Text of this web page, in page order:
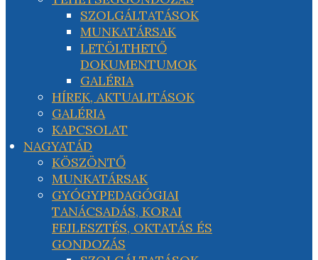
SZOLGÁLTATÁSOK
MUNKATÁRSAK
LETÖLTHETŐ
DOKUMENTUMOK
GALÉRIA
HÍREK, AKTUALITÁSOK
GALÉRIA
KAPCSOLAT
NAGYATÁD
KÖSZÖNTŐ
MUNKATÁRSAK
GYÓGYPEDAGÓGIAI
TANÁCSADÁS, KORAI
FEJLESZTÉS, OKTATÁS ÉS
GONDOZÁS